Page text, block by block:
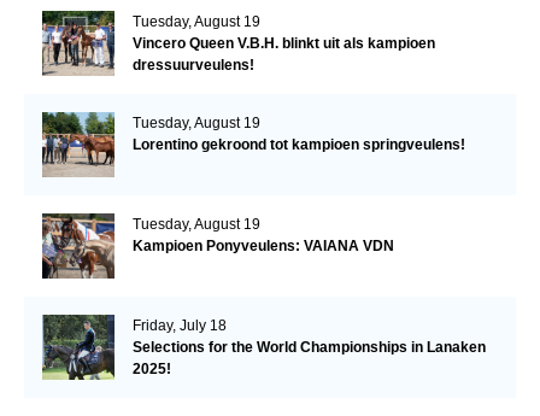
Tuesday, August 19
Vincero Queen V.B.H. blinkt uit als kampioen
dressuurveulens!
Tuesday, August 19
Lorentino gekroond tot kampioen springveulens!
Tuesday, August 19
Kampioen Ponyveulens: VAIANA VDN
Friday, July 18
Selections for the World Championships in Lanaken
2025!